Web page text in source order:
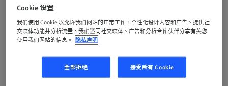
款。造訪或使用本網站即意味著您確認您已經閱
讀、理解並同意本使用協議條款。如果您不同意這
些使用條款，則您不能造訪或使用本網站。
使用條款
Cookie 设置
我们使用 Cookie 以允许我们网站的正常工作、个性化设计内容和广告、提供社
交媒体功能并分析流量。我们还同社交媒体、广告和分析合作伙伴分享有关您
使用我们网站的信息。 隐私声明
全部拒绝 接受所有 Cookie